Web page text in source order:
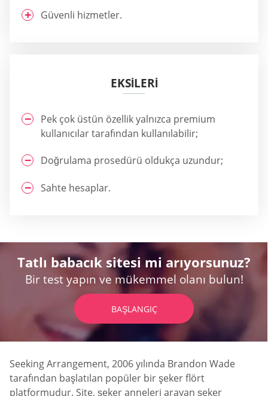
Güvenli hizmetler.
EKSİLERİ
Pek çok üstün özellik yalnızca premium
kullanıcılar tarafından kullanılabilir;
Doğrulama prosedürü oldukça uzundur;
Sahte hesaplar.
Tatlı babacık sitesi mi arıyorsunuz?
Bir test yapın ve mükemmel olanı bulun!
BAŞLANGIÇ
Seeking Arrangement, 2006 yılında Brandon Wade
tarafından başlatılan popüler bir şeker flört
platformudur. Site, şeker anneleri arayan şeker